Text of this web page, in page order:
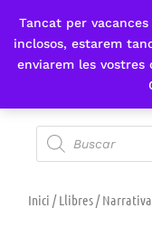
Tancat per
inclosos, estarem
enviarem les vostres
Fes-te'n
Inici /Llibres/Narrativa